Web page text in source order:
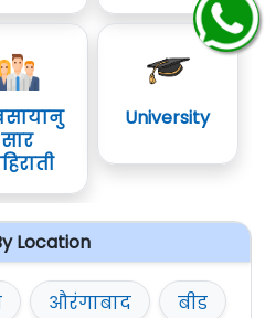
सार
University
Location
औरंगाबाद
बीड